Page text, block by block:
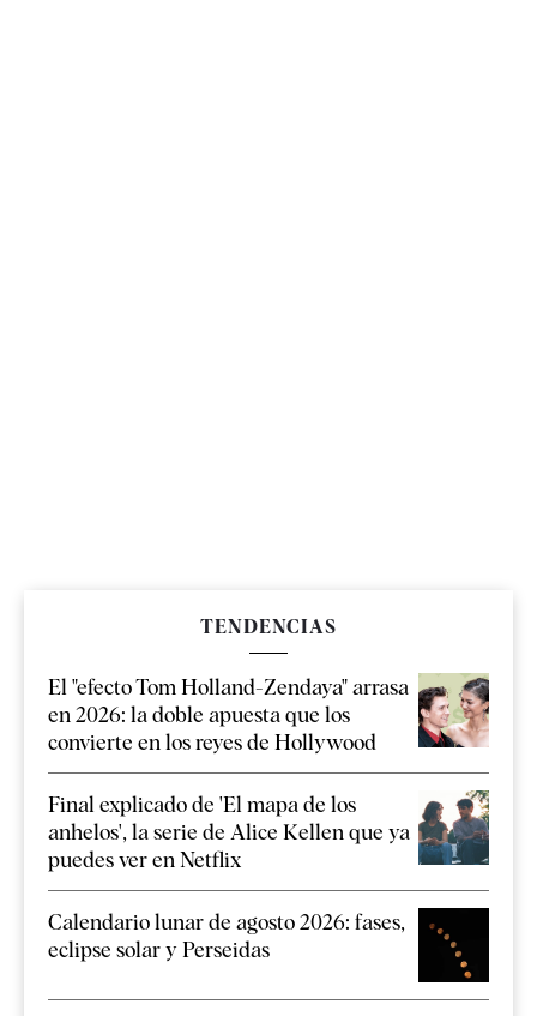
TENDENCIAS
El "efecto Tom Holland-Zendaya" arrasa
en 2026: la doble apuesta que los
convierte en los reyes de Hollywood
Final explicado de 'El mapa de los
anhelos', la serie de Alice Kellen que ya
puedes ver en Netflix
Calendario lunar de agosto 2026: fases,
eclipse solar y Perseidas